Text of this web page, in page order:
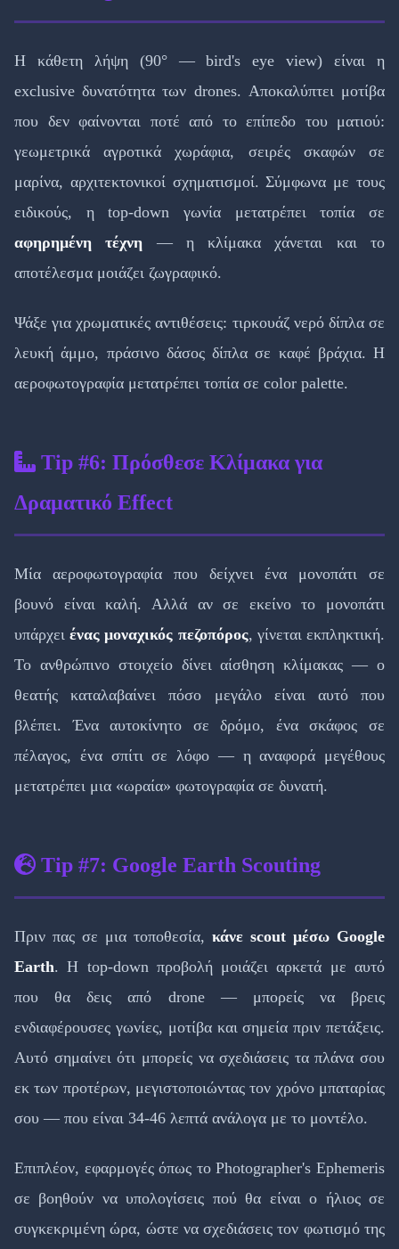
Η κάθετη λήψη (90° — bird's eye view) είναι η
exclusive δυνατότητα των drones. Αποκαλύπτει μοτίβα
που δεν φαίνονται ποτέ από το επίπεδο του ματιού:
γεωμετρικά αγροτικά χωράφια, σειρές σκαφών σε
μαρίνα, αρχιτεκτονικοί σχηματισμοί. Σύμφωνα με τους
ειδικούς, η top-down γωνία μετατρέπει τοπία σε
αφηρημένη τέχνη — η κλίμακα χάνεται και το
αποτέλεσμα μοιάζει ζωγραφικό.
Ψάξε για χρωματικές αντιθέσεις: τιρκουάζ νερό δίπλα σε
λευκή άμμο, πράσινο δάσος δίπλα σε καφέ βράχια. Η
αεροφωτογραφία μετατρέπει τοπία σε color palette.
Tip #6: Πρόσθεσε Κλίμακα για
Δραματικό Effect
Μία αεροφωτογραφία που δείχνει ένα μονοπάτι σε
βουνό είναι καλή. Αλλά αν σε εκείνο το μονοπάτι
υπάρχειένας μοναχικός πεζοπόρος, γίνεται εκπληκτική.
Το ανθρώπινο στοιχείο δίνει αίσθηση κλίμακας — ο
θεατής καταλαβαίνει πόσο μεγάλο είναι αυτό που
βλέπει. Ένα αυτοκίνητο σε δρόμο, ένα σκάφος σε
πέλαγος, ένα σπίτι σε λόφο — η αναφορά μεγέθους
μετατρέπει μια «ωραία» φωτογραφία σε δυνατή.
Tip #7: Google Earth Scouting
Πριν πας σε μια τοποθεσία, κάνε scout μέσω Google
Earth. Η top-down προβολή μοιάζει αρκετά με αυτό
που θα δεις από drone — μπορείς να βρεις
ενδιαφέρουσες γωνίες, μοτίβα και σημεία πριν πετάξεις.
Αυτό σημαίνει ότι μπορείς να σχεδιάσεις τα πλάνα σου
εκ των προτέρων, μεγιστοποιώντας τον χρόνο μπαταρίας
σου — που είναι 34-46 λεπτά ανάλογα με το μοντέλο.
Επιπλέον, εφαρμογές όπως το Photographer's Ephemeris
σε βοηθούν να υπολογίσεις πού θα είναι ο ήλιος σε
συγκεκριμένη ώρα, ώστε να σχεδιάσεις τον φωτισμό της